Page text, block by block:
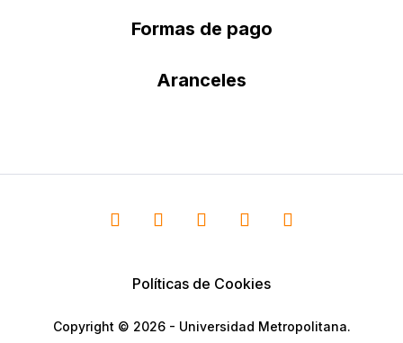
Formas de pago
Aranceles
Políticas de Cookies
Copyright © 2026 - Universidad Metropolitana.